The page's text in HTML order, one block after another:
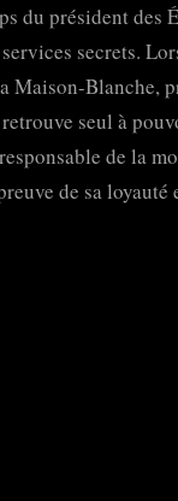
du président des
secrets.
Maison-Blanche,
seul à
de la
de sa loyauté